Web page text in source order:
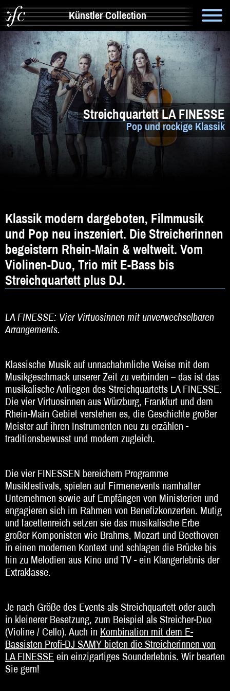
Künstler Collection
Suche
Info
Artistik & Tanz
Bands
Solomusiker
Zauberer & Co
Comedy
DJ
Hochzeitsband
Jazz & Swing
Latin & Salsa
Rockband
Schlagerband
Walk-Act
Weltmusik
Beratung
Impressum
Pop und rockige Klassik
Streichquartett LA FINESSE
Klassik modern dargeboten, Filmmusik
und Pop neu inszeniert. Die Streicherinnen
begeistern Rhein-Main & weltweit. Vom
Violinen-Duo, Trio mit E-Bass bis
Streichquartett plus DJ.
LA FINESSE: Vier Virtuosinnen mit unverwechselbaren
Arrangements.
Klassische Musik auf unnachahmliche Weise mit dem
Musikgeschmack unserer Zeit zu verbinden – das ist das
musikalische Anliegen des Streichquartetts LA FINESSE.
Die vier Virtuosinnen aus Würzburg, Frankfurt und dem
Rhein-Main Gebiet verstehen es, die Geschichte großer
Meister auf ihren Instrumenten neu zu erzählen -
traditionsbewusst und modern zugleich.
Die vier FINESSEN bereichern Programme
Musikfestivals, spielen auf Firmenevents namhafter
Unternehmen sowie auf Empfängen von Ministerien und
engagieren sich im Rahmen von Benefizkonzerten. Mutig
und facettenreich setzen sie das musikalische Erbe
großer Komponisten wie Brahms, Mozart und Beethoven
in einen modernen Kontext und schlagen die Brücke bis
hin zu Melodien aus Kino und TV - ein Klangerlebnis der
Extraklasse.
Je nach Größe des Events als Streichquartett oder auch
in kleinerer Besetzung, zum Beispiel als Streicher-Duo
(Violine / Cello). Auch in Kombination mit dem E-
Bassisten Profi-DJ SAMY bieten die Streicherinnen von
LA FINESSE ein einzigartiges Sounderlebnis. Wir bearten
Sie gern!